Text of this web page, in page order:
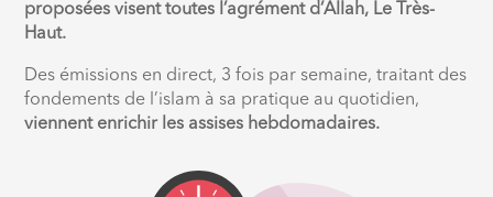
proposées visent toutes l’agrément d’Allah, Le Très-
Haut.
Des émissions en direct, 3 fois par semaine, traitant des
fondements de l’islam à sa pratique au quotidien,
viennent enrichir les assises hebdomadaires.